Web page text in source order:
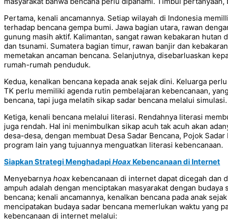
Pertama, kenali ancamannya. Setiap wilayah di Indonesia
terhadap bencana gempa bumi. Jawa bagian utara, rawan
gunung masih aktif. Kalimantan, sangat rawan kebakaran hutan
dan tsunami. Sumatera bagian timur, rawan banjir dan
memetakan ancaman bencana. Selanjutnya, disebarluaskan
rumah-rumah penduduk.
Kedua, kenalkan bencana kepada anak sejak dini. Keluarga
TK perlu memiliki agenda rutin pembelajaran kebencanaan,
bencana, tapi juga melatih sikap sadar bencana melalui simulasi.
Ketiga, kenali bencana melalui literasi. Rendahnya literasi
juga rendah. Hal ini menimbulkan sikap acuh tak acuh akan
desa-desa, dengan membuat Desa Sadar Bencana, Pojok
program lain yang tujuannya menguatkan literasi kebencanaan.
Siapkan Strategi MenghadapiHoax Kebencanaan di Internet
Menyebarnya hoax kebencanaan di internet dapat dicegah dan
ampuh adalah dengan menciptakan masyarakat dengan
bencana; kenali ancamannya, kenalkan bencana pada anak
mencipatakan budaya sadar bencana memerlukan waktu yang
kebencanaan di internet melalui: